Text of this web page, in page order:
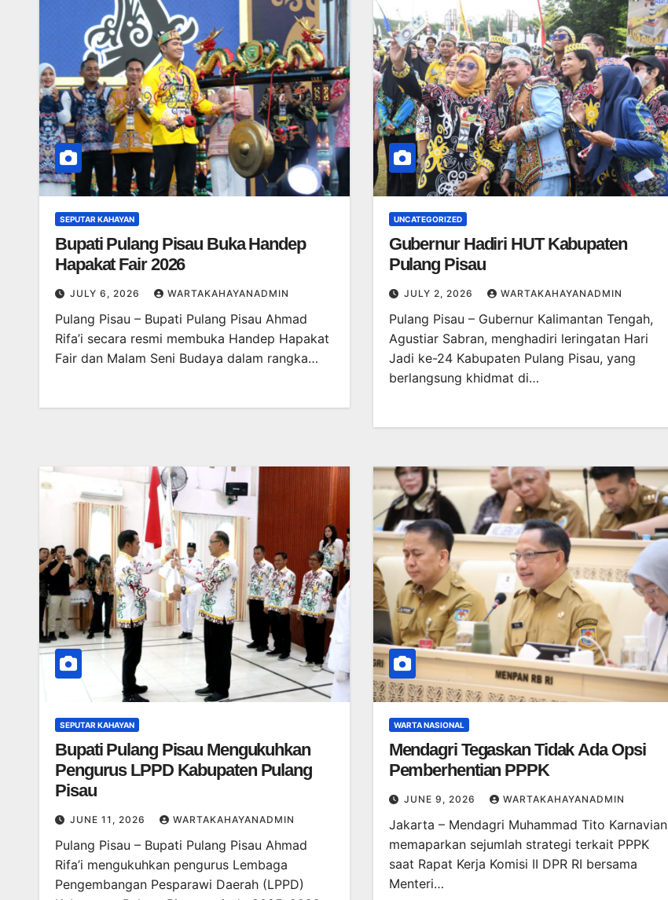
SEPUTAR KAHAYAN
Bupati Pulang Pisau Buka Handep
Hapakat Fair 2026
JULY 6, 2026 WARTAKAHAYANADMIN
Pulang Pisau – Bupati Pulang Pisau Ahmad
Rifa’i secara resmi membuka Handep Hapakat
Fair dan Malam Seni Budaya dalam rangka…
UNCATEGORIZED
Gubernur Hadiri HUT Kabupaten
Pulang Pisau
JULY 2, 2026 WARTAKAHAYANADMIN
Pulang Pisau – Gubernur Kalimantan Tengah,
Agustiar Sabran, menghadiri leringatan Hari
Jadi ke-24 Kabupaten Pulang Pisau, yang
berlangsung khidmat di…
SEPUTAR KAHAYAN
Bupati Pulang Pisau Mengukuhkan
Pengurus LPPD Kabupaten Pulang
Pisau
JUNE 11, 2026 WARTAKAHAYANADMIN
Pulang Pisau – Bupati Pulang Pisau Ahmad
Rifa’i mengukuhkan pengurus Lembaga
Pengembangan Pesparawi Daerah (LPPD)
WARTA NASIONAL
Mendagri Tegaskan Tidak Ada Opsi
Pemberhentian PPPK
JUNE 9, 2026 WARTAKAHAYANADMIN
Jakarta – Mendagri Muhammad Tito Karnavian
memaparkan sejumlah strategi terkait PPPK
saat Rapat Kerja Komisi II DPR RI bersama
Menteri…